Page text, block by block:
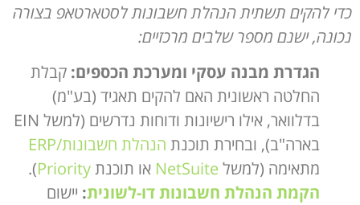
כדי להקים תשתית הנהלת חשבונות לסטארטאפ בצורה
נכונה, ישנם מספר שלבים מרכזיים:
הגדרת מבנה עסקי ומערכת הכספים: קבלת
החלטה ראשונית האם להקים תאגיד (בע"מ)
בדלוואר, אילו רישיונות ודוחות נדרשים (למשל EIN
בארה"ב), ובחירת תוכנת הנהלת חשבונות/ERP
מתאימה (למשלNetSuite או תוכנתPriority
).
הקמת הנהלת חשבונות דו-לשונית: יישום